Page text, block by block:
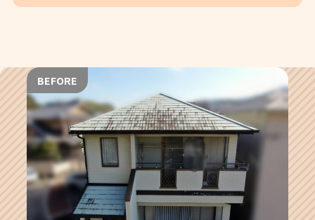
BEFORE